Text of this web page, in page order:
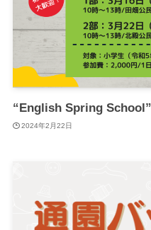
“English Spring School”
2024年2月22日